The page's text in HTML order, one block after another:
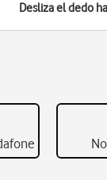
Desliza el dedo